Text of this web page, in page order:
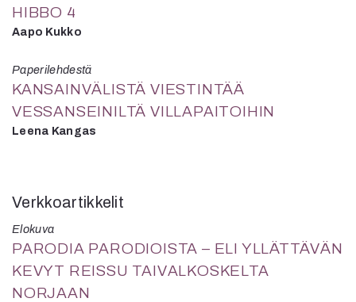
HIBBO 4
Aapo Kukko
Paperilehdestä
KANSAINVÄLISTÄ VIESTINTÄÄ
VESSANSEINILTÄ VILLAPAITOIHIN
Leena Kangas
Verkkoartikkelit
Elokuva
PARODIA PARODIOISTA – ELI YLLÄTTÄVÄN
KEVYT REISSU TAIVALKOSKELTA
NORJAAN